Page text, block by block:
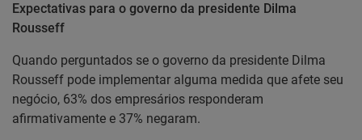
Expectativas para o governo da presidente Dilma
Rousseff
Quando perguntados se o governo da presidente Dilma
Rousseff pode implementar alguma medida que afete seu
negócio, 63% dos empresários responderam
afirmativamente e 37% negaram.